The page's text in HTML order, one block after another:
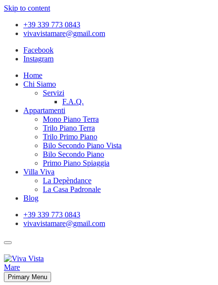
Skip to content
+39 339 773 0843
vivavistamare@gmail.com
Facebook
Instagram
Home
Chi Siamo
Servizi
F.A.Q.
Appartamenti
Mono Piano Terra
Trilo Piano Terra
Trilo Primo Piano
Bilo Secondo Piano Vista
Bilo Secondo Piano
Primo Piano Spiaggia
Villa Viva
La Depèndance
La Casa Padronale
Blog
+39 339 773 0843
vivavistamare@gmail.com
Primary Menu